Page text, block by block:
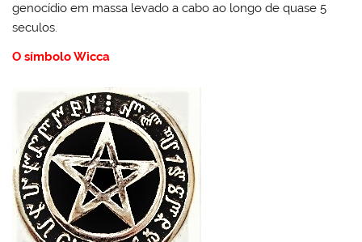
genocídio em massa levado a cabo ao longo de quase 5
seculos.
O símbolo Wicca